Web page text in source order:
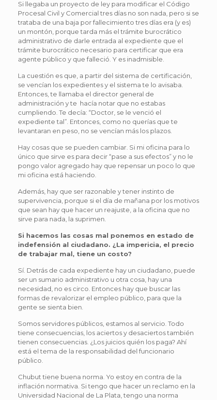
Si llegaba un proyecto de ley para modificar el Código
Procesal Civil y Comercial tres días no son nada, pero si se
trataba de una baja por fallecimiento tres días era (y es)
un montón, porque tarda más el trámite burocrático
administrativo de darle entrada al expediente que el
trámite burocrático necesario para certificar que era
agente público y que falleció. Y es inadmisible.
La cuestión es que, a partir del sistema de certificación,
se vencían los expedientes y el sistema te lo avisaba.
Entonces, te llamaba el director general de
administración y te hacía notar que no estabas
cumpliendo. Te decía: “Doctor, se le venció el
expediente tal”. Entonces, como no querías que te
levantaran en peso, no se vencían más los plazos.
Hay cosas que se pueden cambiar. Si mi oficina para lo
único que sirve es para decir “pase a sus efectos” y no le
pongo valor agregado hay que repensar un poco lo que
mi oficina está haciendo.
Además, hay que ser razonable y tener instinto de
supervivencia, porque si el día de mañana por los motivos
que sean hay que hacer un reajuste, a la oficina que no
sirve para nada, la suprimen.
Si hacemos las cosas mal ponemos en estado de
indefensión al ciudadano. ¿La impericia, el precio
de trabajar mal, tiene un costo?
Sí. Detrás de cada expediente hay un ciudadano, puede
ser un sumario administrativo u otra cosa, hay una
necesidad, no es circo. Entonces hay que buscar las
formas de revalorizar el empleo público, para que la
gente se sienta bien.
Somos servidores públicos, estamos al servicio. Todo
tiene consecuencias, los aciertos y desaciertos también
tienen consecuencias. ¿Los juicios quién los paga? Ahí
está el tema de la responsabilidad del funcionario
público.
Chubut tiene buena norma. Yo estoy en contra de la
inflación normativa. Si tengo que hacer un reclamo en la
Universidad Nacional de La Plata, tengo una norma